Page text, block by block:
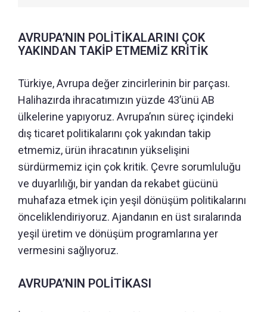
AVRUPA’NIN POLİTİKALARINI ÇOK
YAKINDAN TAKİP ETMEMİZ KRİTİK
Türkiye, Avrupa değer zincirlerinin bir parçası.
Halihazırda ihracatımızın yüzde 43’ünü AB
ülkelerine yapıyoruz. Avrupa’nın süreç içindeki
dış ticaret politikalarını çok yakından takip
etmemiz, ürün ihracatının yükselişini
sürdürmemiz için çok kritik. Çevre sorumluluğu
ve duyarlılığı, bir yandan da rekabet gücünü
muhafaza etmek için yeşil dönüşüm politikalarını
önceliklendiriyoruz. Ajandanın en üst sıralarında
yeşil üretim ve dönüşüm programlarına yer
vermesini sağlıyoruz.
AVRUPA’NIN POLİTİKASI